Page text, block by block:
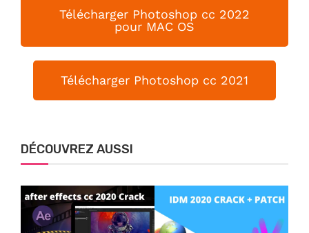
Télécharger Photoshop cc 2022
pour MAC OS
Télécharger Photoshop cc 2021
DÉCOUVREZ AUSSI